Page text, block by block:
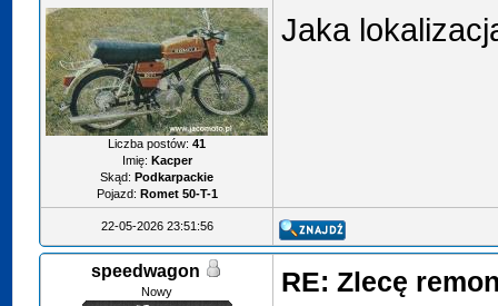
Liczba postów:41
Imię: Kacper
Skąd: Podkarpackie
Pojazd: Romet 50-T-1
Jaka
22-05-2026 23:51:56
speedwagon
Nowy
RE: Zlecę